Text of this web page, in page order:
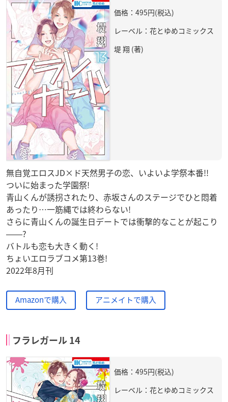
価格：495円(税込)
レーベル：花とゆめコミックス
堤 翔 (著)
無自覚エロスJD×ド天然男子の恋、いよいよ学祭本番!!
ついに始まった学園祭!
青山くんが誘拐されたり、赤坂さんのステージでひと悶着
あったり…一筋縄では終わらない!
さらに青山くんの誕生日デートでは衝撃的なことが起こり
――?
バトルも恋も大きく動く!
ちょいエロラブコメ第13巻!
2022年8月刊
Amazonで購入 アニメイトで購入
フラレガール 14
価格：495円(税込)
レーベル：花とゆめコミックス